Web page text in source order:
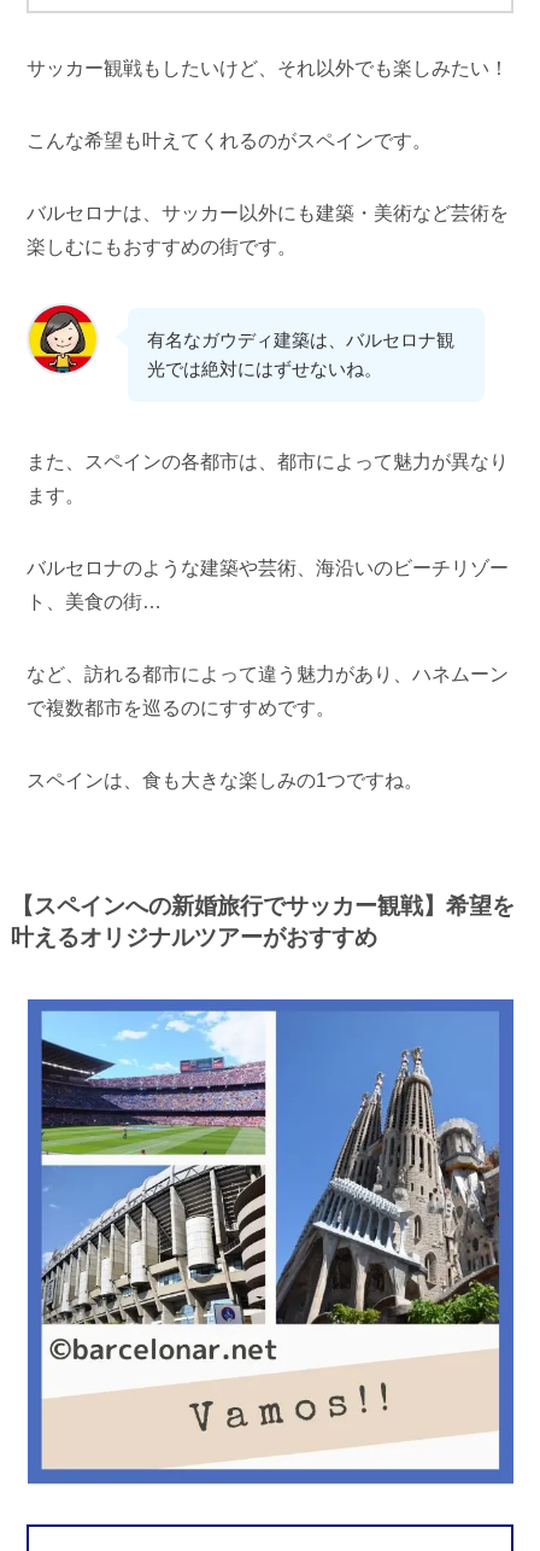
サッカー観戦もしたいけど、それ以外でも楽しみたい！
こんな希望も叶えてくれるのがスペインです。
バルセロナは、サッカー以外にも建築・美術など芸術を
楽しむにもおすすめの街です。
有名なガウディ建築は、バルセロナ観
光では絶対にはずせないね。
また、スペインの各都市は、都市によって魅力が異なり
ます。
バルセロナのような建築や芸術、海沿いのビーチリゾー
ト、美食の街…
など、訪れる都市によって違う魅力があり、ハネムーン
で複数都市を巡るのにすすめです。
スペインは、食も大きな楽しみの1つですね。
【スペインへの新婚旅行でサッカー観戦】希望を
叶えるオリジナルツアーがおすすめ